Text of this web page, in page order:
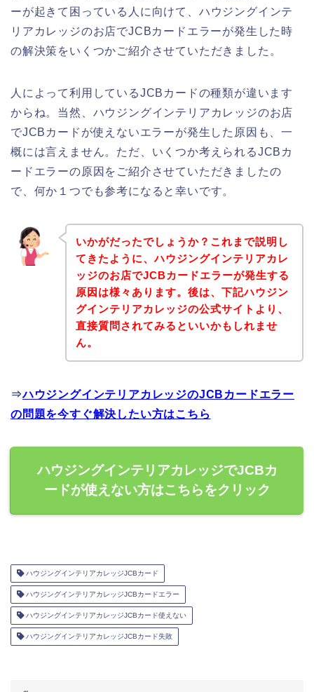
ーが起きて困っている人に向けて、ハウジングインテ
リアカレッジのお店でJCBカードエラーが発生した時
の解決策をいくつかご紹介させていただきました。
人によって利用しているJCBカードの種類が違います
からね。当然、ハウジングインテリアカレッジのお店
でJCBカードが使えないエラーが発生した原因も、一
概には言えません。ただ、いくつか考えられるJCBカ
ードエラーの原因をご紹介させていただきましたの
で、何か１つでも参考になると幸いです。
いかがだったでしょうか？これまで説明し
てきたように、ハウジングインテリアカレ
ッジのお店でJCBカードエラーが発生する
原因は様々あります。後は、下記ハウジン
グインテリアカレッジの公式サイトより、
直接質問されてみるといいかもしれませ
ん。
⇒ハウジングインテリアカレッジのJCBカードエラー
の問題を今すぐ解決したい方はこちら
ハウジングインテリアカレッジでJCBカ
ードが使えない方はこちらをクリック
ハウジングインテリアカレッジJCBカード
ハウジングインテリアカレッジJCBカードエラー
ハウジングインテリアカレッジJCBカード使えない
ハウジングインテリアカレッジJCBカード失敗